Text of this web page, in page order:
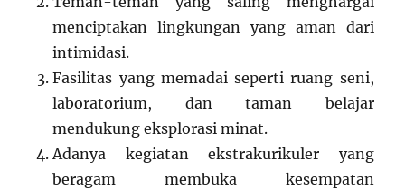
menciptakan lingkungan yang aman dari
intimidasi.
Fasilitas yang memadai seperti ruang seni,
laboratorium, dan taman belajar
mendukung eksplorasi minat.
Adanya kegiatan ekstrakurikuler yang
beragam membuka kesempatan